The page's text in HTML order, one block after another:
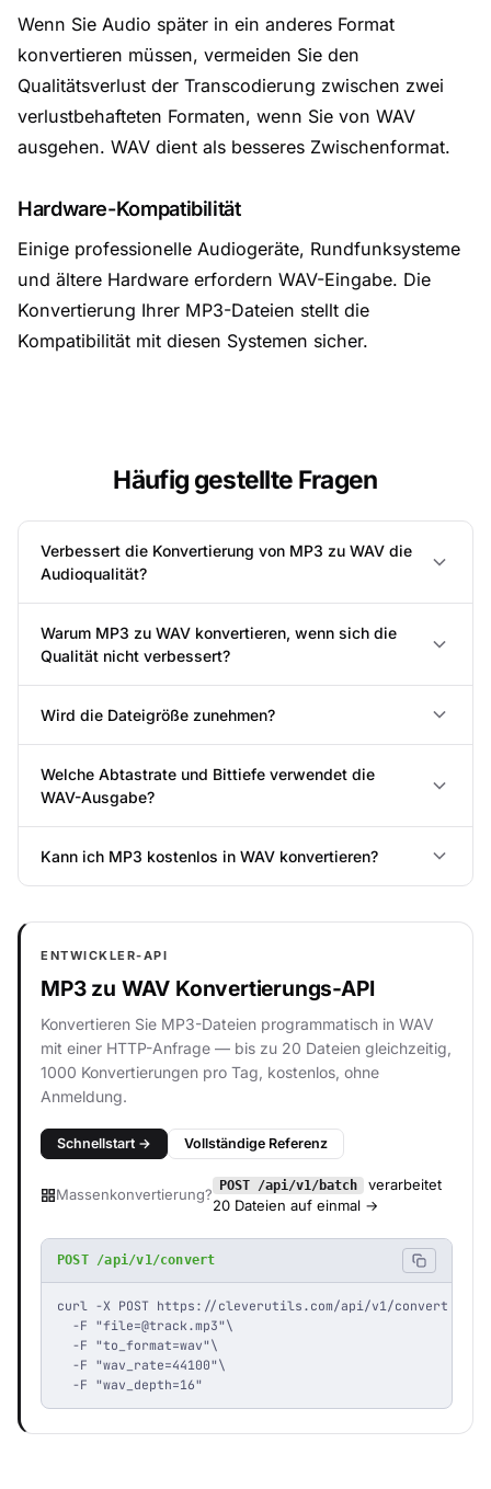
Wenn Sie Audio später in ein anderes Format
konvertieren müssen, vermeiden Sie den
Qualitätsverlust der Transcodierung zwischen zwei
verlustbehafteten Formaten, wenn Sie von WAV
ausgehen. WAV dient als besseres Zwischenformat.
Hardware-Kompatibilität
Einige professionelle Audiogeräte, Rundfunksysteme
und ältere Hardware erfordern WAV-Eingabe. Die
Konvertierung Ihrer MP3-Dateien stellt die
Kompatibilität mit diesen Systemen sicher.
Häufig gestellte Fragen
Verbessert die Konvertierung von MP3 zu WAV die
Audioqualität?
Warum MP3 zu WAV konvertieren, wenn sich die
Qualität nicht verbessert?
Wird die Dateigröße zunehmen?
Welche Abtastrate und Bittiefe verwendet die
WAV-Ausgabe?
Kann ich MP3 kostenlos in WAV konvertieren?
ENTWICKLER-API
MP3 zu WAV Konvertierungs-API
Konvertieren Sie MP3-Dateien programmatisch in WAV
mit einer HTTP-Anfrage — bis zu 20 Dateien gleichzeitig,
1000 Konvertierungen pro Tag, kostenlos, ohne
Anmeldung.
Schnellstart → Vollständige Referenz
Massenkonvertierung?
POST /api/v1/batch
verarbeitet
20 Dateien auf einmal →
POST /api/v1/convert
curl -X POST https://cleverutils.com/api/v1/convert \
  -F "
file=@track.mp3"\
  -F "to_format=wav"\
  -F "wav_rate=44100"\
  -F "wav_depth=16"